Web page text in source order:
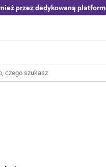
przez dedykowaną
Switche | Ethernet